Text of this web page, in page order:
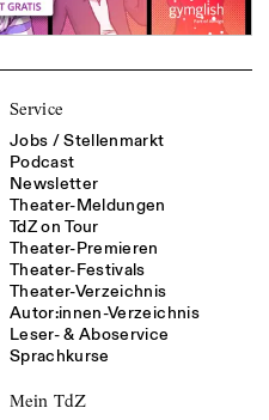
Service
Jobs / Stellenmarkt
Podcast
Newsletter
Theater-Meldungen
TdZ on Tour
Theater-Premieren
Theater-Festivals
Theater-Verzeichnis
Autor:innen-Verzeichnis
Leser- & Aboservice
Sprachkurse
Mein TdZ